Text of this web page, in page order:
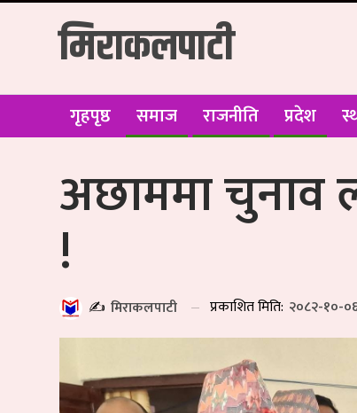
मिराकलपाटी
गृहपृष्ठ समाज राजनीति प्रदेश
अछाममा चुनाव
!
✍️ मिराकलपाटी प्रकाशित मिति: २०८२-१०-